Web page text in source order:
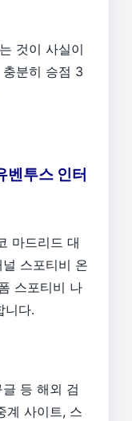
것이 사실이
분히 승점 3
벤투스 인터
마드리드 대
스포티비 온
스포티비 나
니다.
등 해외 검
계 사이트, 스